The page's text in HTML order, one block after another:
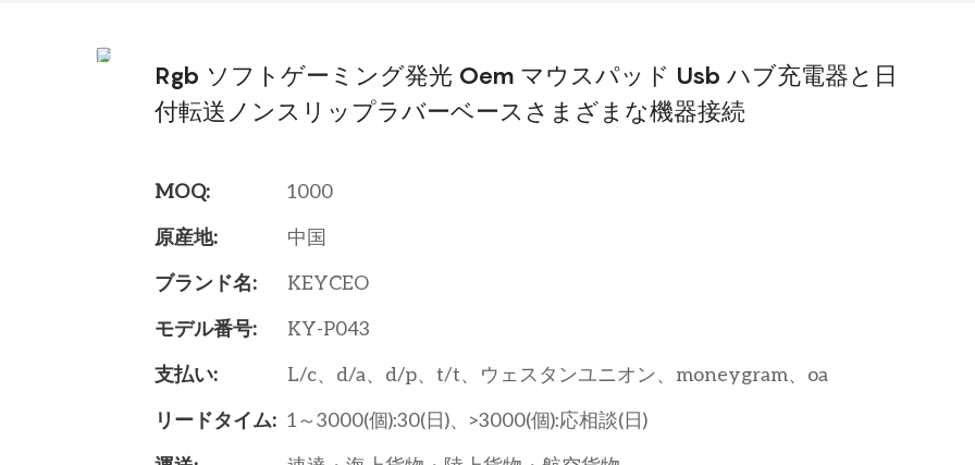
Rgb ソフトゲーミング発光 Oem マウスパッド Usb ハブ充電器と日
付転送ノンスリップラバーベースさまざまな機器接続
MOQ:
1000
原産地:
中国
ブランド名:
KEYCEO
モデル番号:
KY-P043
支払い:
L/c、d/a、d/p、t/t、ウェスタンユニオン、moneygram、oa
リードタイム: 1～3000(個):30(日)、>3000(個):応相談(日)